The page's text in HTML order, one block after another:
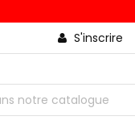
S'inscrire